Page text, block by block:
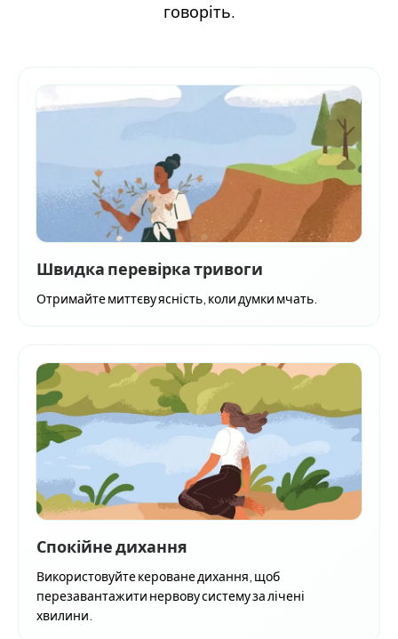
говоріть.
Швидка перевірка тривоги
Отримайте миттєву ясність, коли думки мчать.
Спокійне дихання
Використовуйте кероване дихання, щоб
перезавантажити нервову систему за лічені
хвилини.